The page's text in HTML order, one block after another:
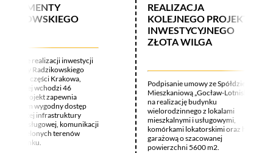
realizacji inwestycji
Radzikowskiego
części Krakowa,
której wchodzi 46
Projekt zapewnia
wygodny dostęp
infrastruktury
usługowej, komunikacji
i zielonych terenów
REALIZACJA
KOLEJNEGO PROJEKTU
INWESTYCYJNEGO
ZŁOTA WILGA
Podpisanie umowy ze Spółdzielnią
Mieszkaniową „Gocław-Lotnisko”
na realizację budynku
wielorodzinnego z lokalami
mieszkalnymi i usługowymi,
komórkami lokatorskimi oraz halą
garażową o szacowanej
powierzchni 5600 m2.